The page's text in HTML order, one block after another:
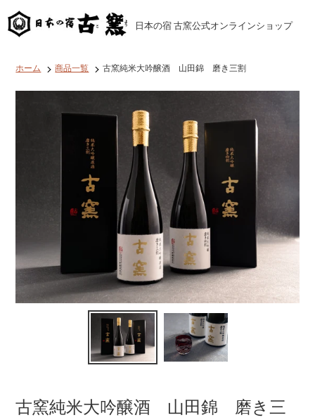
ン
テ
日本の宿 古窯公式オンラインショップ
ホーム 商品一覧 古窯純米大吟醸酒 山田錦 磨き三割
古窯純米大吟醸酒 山田錦 磨き三